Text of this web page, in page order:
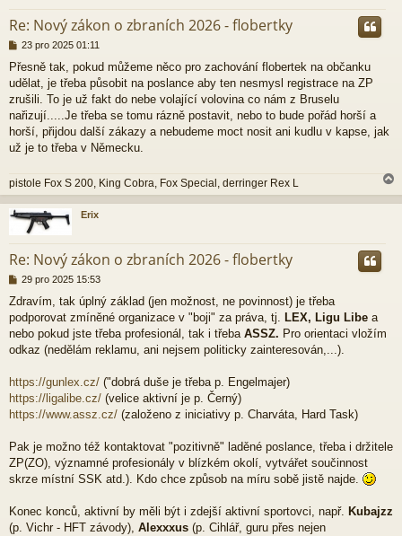
Re: Nový zákon o zbraních 2026 - flobertky
P
í
s
p
ě
e
k
23 pro 2025 01:11
Přesně tak, pokud můžeme něco pro zachování flobertek na občanku
udělat, je třeba působit na poslance aby ten nesmysl registrace na ZP
zrušili. To je už fakt do nebe volající volovina co nám z Bruselu
nařizují.....Je třeba se tomu rázně postavit, nebo to bude pořád horší a
horší, přijdou další zákazy a nebudeme moct nosit ani kudlu v kapse, jak
už je to třeba v Německu.
pistole Fox S 200, King Cobra, Fox Special, derringer Rex L
a
h
Erix
Re: Nový zákon o zbraních 2026 - flobertky
P
í
s
p
ě
k
29 pro 2025 15:53
Zdravím, tak úplný základ (jen možnost, ne povinnost) je třeba
podporovat zmíněné organizace v "boji" za práva, tj. LEX, Ligu Libe a
nebo pokud jste třeba profesionál, tak i třeba ASSZ. Pro orientaci vložím
odkaz (nedělám reklamu, ani nejsem politicky zainteresován,...).
https://gunlex.cz/ ("dobrá duše je třeba p. Engelmajer)
https://ligalibe.cz/ (velice aktivní je p. Černý)
https://www.assz.cz/ (založeno z iniciativy p. Charváta, Hard Task)
Pak je možno též kontaktovat "pozitivně" laděné poslance, třeba i držitele
ZP(ZO), významné profesionály v blízkém okolí, vytvářet součinnost
skrze místní SSK atd.). Kdo chce způsob na míru sobě jistě najde.
Konec konců, aktivní by měli být i zdejší aktivní sportovci, např. Kubajzz
(p. Vichr - HFT závody), Alexxxus (p. Cihlář, guru přes nejen